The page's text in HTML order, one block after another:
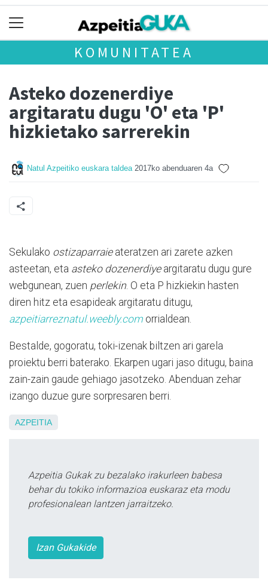
KOMUNITATEA
Asteko dozenerdiye
argitaratu dugu 'O' eta 'P'
hizkietako sarrerekin
Natul Azpeitiko euskara taldea 2017ko abenduaren 4a
Sekulako ostizaparraieateratzen ari zarete azken
asteetan, eta asteko dozenerdiyeargitaratu dugu gure
webgunean, zuen perlekin . O eta P hizkiekin hasten
diren hitz eta esapideak argitaratu ditugu,
azpeitiarreznatul.weebly.com orrialdean.
Bestalde, gogoratu, toki-izenak biltzen ari garela
proiektu berri baterako. Ekarpen ugari jaso ditugu, baina
zain-zain gaude gehiago jasotzeko. Abenduan zehar
izango duzue gure sorpresaren berri.
AZPEITIA
Azpeitia Gukak zu bezalako irakurleen babesa
behar du tokiko informazioa euskaraz eta modu
profesionalean lantzen jarraitzeko.
Izan Gukakide